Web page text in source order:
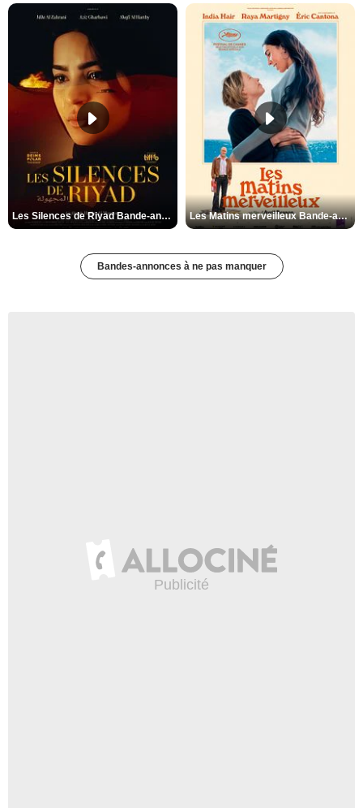
Les Silences de Riyad Bande-annonce VO STFR Les Matins merveilleux Bande-annonce VF
Bandes-annonces à ne pas manquer